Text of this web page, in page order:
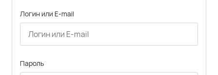
Логин или E-mail
Пароль